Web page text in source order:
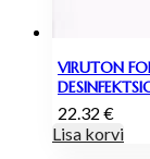
VIRUTON
22.32 €
Lisa korvi